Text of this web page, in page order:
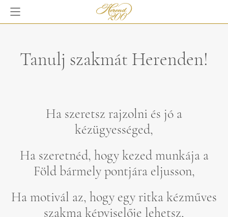
Tanulj szakmát Herenden!
Ha szeretsz rajzolni és jó a
kézügyességed,
Ha szeretnéd, hogy kezed munkája a
Föld bármely pontjára eljusson,
Ha motivál az, hogy egy ritka kézműves
szakma képviselője lehetsz,